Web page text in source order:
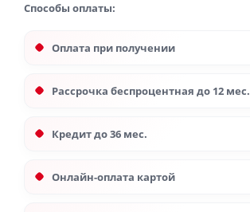
Способы оплаты:
Оплата при получении
Рассрочка беспроцентная до 12 мес.
Кредит до 36 мес.
Онлайн-оплата картой